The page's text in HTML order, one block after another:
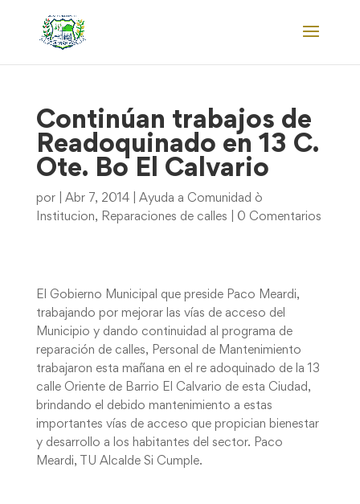
Continúan trabajos de
Readoquinado en 13 C.
Ote. Bo El Calvario
por Abr 7, 2014| Ayuda a Comunidad ò
Institucion, Reparaciones de calles 0 Comentarios
El Gobierno Municipal que preside Paco Meardi,
trabajando por mejorar las vías de acceso del
Municipio y dando continuidad al programa de
reparación de calles, Personal de Mantenimiento
trabajaron esta mañana en el re adoquinado de la 13
calle Oriente de Barrio El Calvario de esta Ciudad,
brindando el debido mantenimiento a estas
importantes vías de acceso que propician bienestar
y desarrollo a los habitantes del sector. Paco
Meardi, TU Alcalde Si Cumple.